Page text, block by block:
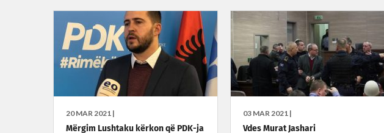
20 MAR 2021 |
Mërgim Lushtaku kërkon që PDK-ja
03 MAR 2021 |
Vdes Murat Jashari